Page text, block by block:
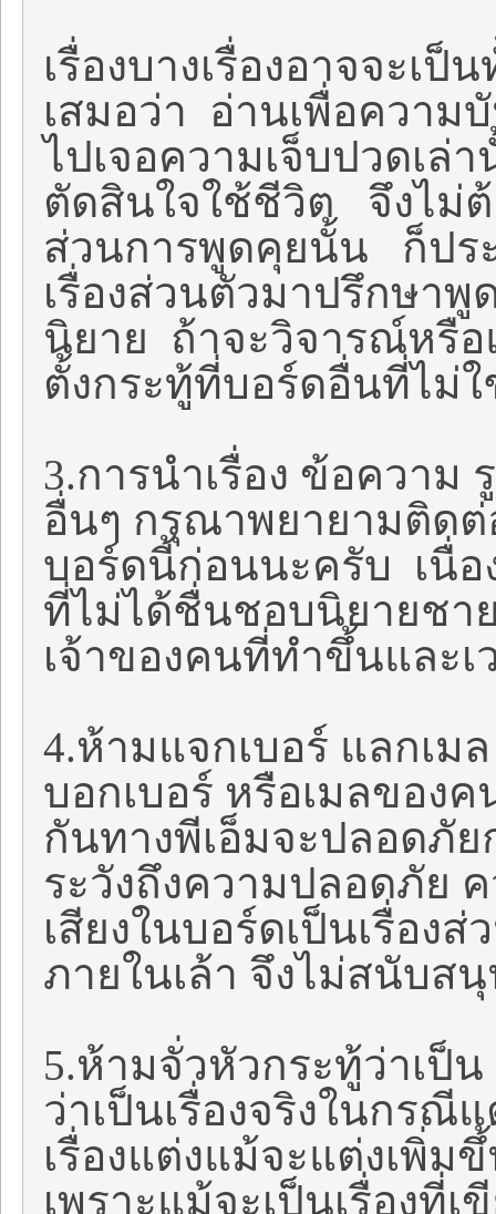
เรื่องบางเรื่องอาจจะเป็
เสมอว่า อ่านเพื่อความ
ไปเจอความเจ็บปวดเล่
ตัดสินใจใช้ชีวิต จึงไม่ต้
ส่วนการพูดคุยนั้น ก็ปร
เรื่องส่วนตัวมาปรึกษาพู
นิยาย ถ้าจะวิจารณ์หรื
ตั้งกระทู้ที่บอร์ดอื่นที่ไม่
3.การนำเรื่อง ข้อควา
อื่นๆ กรุณาพยายามติดต่
บอร์ดนี้ก่อนนะครับ เนื่อ
ที่ไม่ได้ชื่นชอบนิยายชา
เจ้าของคนที่ทำขึ้นและ
4.ห้ามแจกเบอร์ แลกเม
บอกเบอร์ หรือเมลของ
กันทางพีเอ็มจะปลอดภั
ระวังถึงความปลอดภัย
เสียงในบอร์ดเป็นเรื่อง
ภายในเล้า จึงไม่สนับส
5.ห้ามจั่วหัวกระทู้ว่าเป็
ว่าเป็นเรื่องจริงในกรณี
เรื่องแต่งแม้จะแต่งเพิ่ม
เพราะแม้จะเป็นเรื่องที่